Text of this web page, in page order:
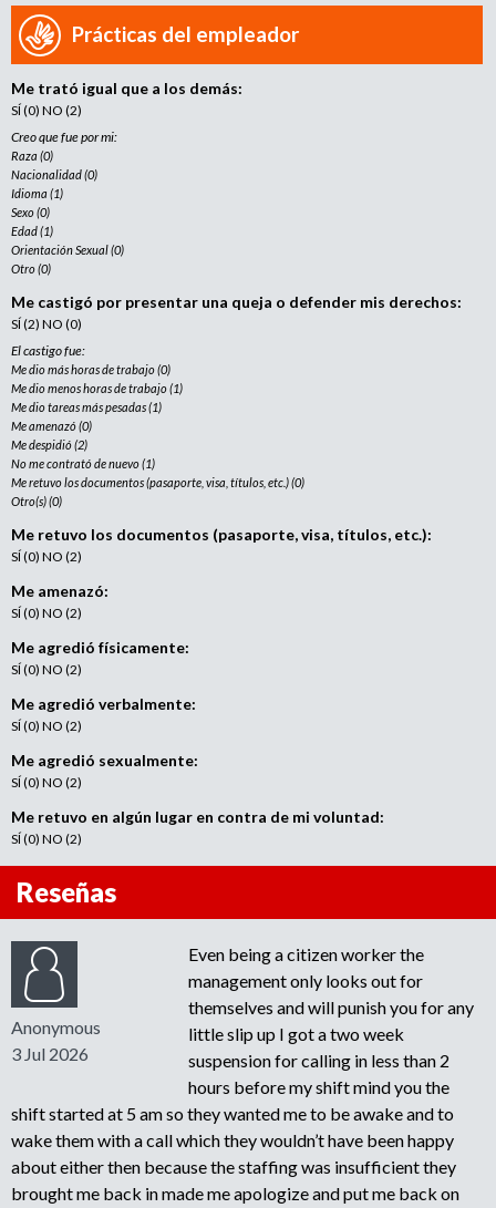
Prácticas del empleador
Me trató igual que a los demás:
SÍ (0) NO (2)
Creo que fue por mi:
Raza (0)
Nacionalidad (0)
Idioma (1)
Sexo (0)
Edad (1)
Orientación Sexual (0)
Otro (0)
Me castigó por presentar una queja o defender mis derechos:
SÍ (2) NO (0)
El castigo fue:
Me dio más horas de trabajo (0)
Me dio menos horas de trabajo (1)
Me dio tareas más pesadas (1)
Me amenazó (0)
Me despidió (2)
No me contrató de nuevo (1)
Me retuvo los documentos (pasaporte, visa, títulos, etc.) (0)
Otro(s) (0)
Me retuvo los documentos (pasaporte, visa, títulos, etc.):
SÍ (0) NO (2)
Me amenazó:
SÍ (0) NO (2)
Me agredió físicamente:
SÍ (0) NO (2)
Me agredió verbalmente:
SÍ (0) NO (2)
Me agredió sexualmente:
SÍ (0) NO (2)
Me retuvo en algún lugar en contra de mi voluntad:
SÍ (0) NO (2)
Reseñas
Anonymous
3 Jul 2026
Even being a citizen worker the
management only looks out for
themselves and will punish you for any
little slip up I got a two week
suspension for calling in less than 2
hours before my shift mind you the
shift started at 5 am so they wanted me to be awake and to
wake them with a call which they wouldn’t have been happy
about either then because the staffing was insufficient they
brought me back in made me apologize and put me back on